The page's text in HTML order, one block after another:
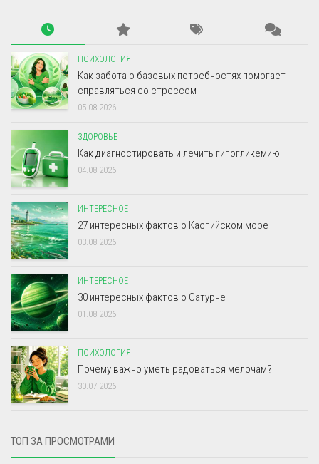
ПСИХОЛОГИЯ
Как забота о базовых потребностях помогает
справляться со стрессом
05.08.2026
ЗДОРОВЬЕ
Как диагностировать и лечить гипогликемию
04.08.2026
ИНТЕРЕСНОЕ
27 интересных фактов о Каспийском море
03.08.2026
ИНТЕРЕСНОЕ
30 интересных фактов о Сатурне
01.08.2026
ПСИХОЛОГИЯ
Почему важно уметь радоваться мелочам?
30.07.2026
ТОП ЗА ПРОСМОТРАМИ